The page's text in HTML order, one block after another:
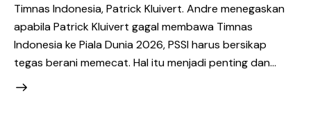
Timnas Indonesia, Patrick Kluivert. Andre menegaskan
apabila Patrick Kluivert gagal membawa Timnas
Indonesia ke Piala Dunia 2026, PSSI harus bersikap
tegas berani memecat. Hal itu menjadi penting dan…